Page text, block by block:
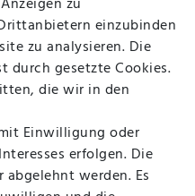
Kontakteinzubinden
zu analysieren. Die
durch gesetzte Cookies.
die wir in den
Einwilligung oder
erfolgen. Die
werden. Es